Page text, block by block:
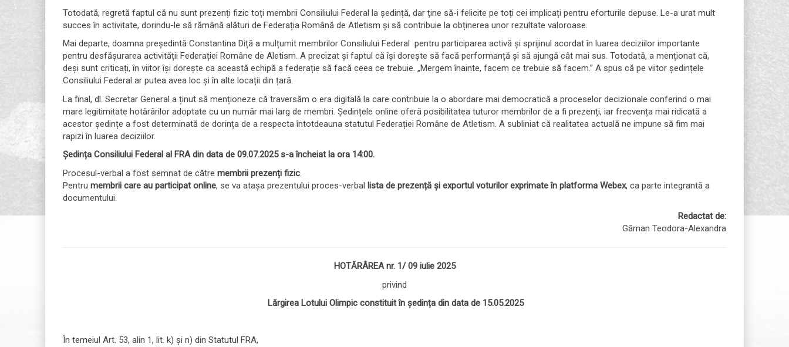
Totodată, regretă faptul că nu sunt prezenți fizic toți membrii Consiliului Federal la ședință, dar ține să-i felicite pe toți cei implicați pentru eforturile depuse. Le-a urat mult
succes în activitate, dorindu-le să rămână alături de Federația Română de Atletism și să contribuie la obținerea unor rezultate valoroase.
Mai departe, doamna președintă Constantina Diță a mulțumit membrilor Consiliului Federal pentru participarea activă și sprijinul acordat în luarea deciziilor importante
pentru desfășurarea activității Federației Române de Aletism. A precizat și faptul că își dorește să facă performanță și să ajungă cât mai sus. Totodată, a menționat că,
deși sunt criticați, în viitor își dorește ca această echipă a federație să facă ceea ce trebuie. „Mergem înainte, facem ce trebuie să facem.” A spus că pe viitor ședințele
Consiliului Federal ar putea avea loc și în alte locații din țară.
La final, dl. Secretar General a ținut să menționeze că traversăm o era digitală la care contribuie la o abordare mai democratică a proceselor decizionale conferind o mai
mare legitimitate hotărârilor adoptate cu un număr mai larg de membri. Ședințele online oferă posibilitatea tuturor membrilor de a fi prezenți, iar frecvența mai ridicată a
acestor ședințe a fost determinată de dorința de a respecta întotdeauna statutul Federației Române de Atletism. A subliniat că realitatea actuală ne impune să fim mai
rapizi în luarea deciziilor.
Ședința Consiliului Federal al FRA din data de 09.07.2025 s-a încheiat la ora 14:00.
Procesul-verbal a fost semnat de către membrii prezenți fizic
Pentru membrii care au participat online, se va atașa prezentului proces-verbal lista de prezență și exportul voturilor exprimate în platforma Webex, ca parte integrantă a
documentului.
Redactat de:
Găman Teodora-Alexandra
HOTĂRÂREAnr. 1/ 09 iulie 2025
privind
Lărgirea Lotului Olimpic constituit în ședința din data de 15.05.2025
În temeiul Art. 53, alin 1, lit. k) și n) din Statutul FRA,